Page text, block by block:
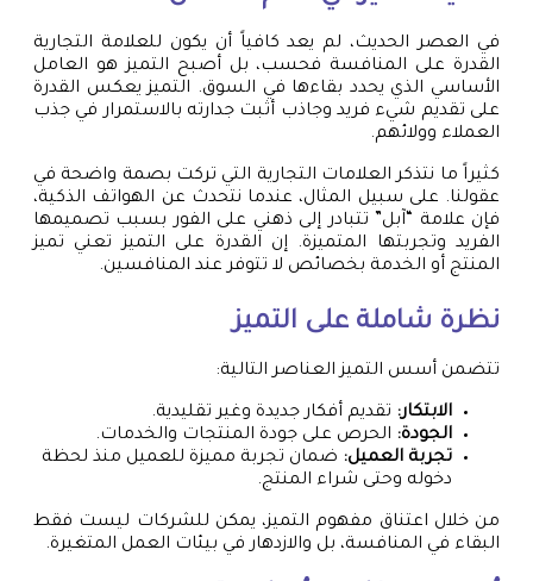
في العصر الحديث، لم يعد كافياً أن يكون للعلامة التجارية
القدرة على المنافسة فحسب، بل أصبح التميز هو العامل
الأساسي الذي يحدد بقاءها في السوق. التميز يعكس القدرة
على تقديم شيء فريد وجاذب أثبت جدارته بالاستمرار في جذب
العملاء وولائهم.
كثيراً ما نتذكر العلامات التجارية التي تركت بصمة واضحة في
عقولنا. على سبيل المثال، عندما نتحدث عن الهواتف الذكية،
فإن علامة “آبل” تتبادر إلى ذهني على الفور بسبب تصميمها
الفريد وتجربتها المتميزة. إن القدرة على التميز تعني تميز
المنتج أو الخدمة بخصائص لا تتوفر عند المنافسين.
نظرة شاملة على التميز
تتضمن أسس التميز العناصر التالية:
الابتكار: تقديم أفكار جديدة وغير تقليدية.
الجودة: الحرص على جودة المنتجات والخدمات.
تجربة العميل: ضمان تجربة مميزة للعميل منذ لحظة
دخوله وحتى شراء المنتج.
من خلال اعتناق مفهوم التميز، يمكن للشركات ليست فقط
البقاء في المنافسة، بل والازدهار في بيئات العمل المتغيرة.